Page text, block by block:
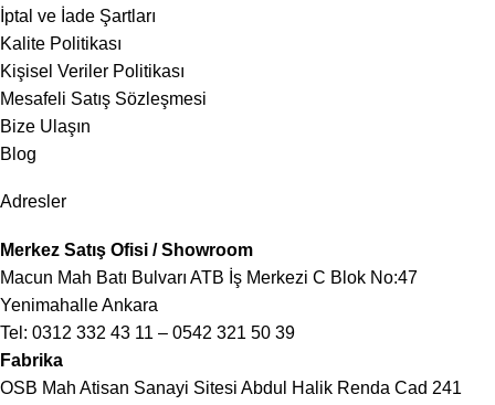
İptal ve İade Şartları
Kalite Politikası
Kişisel Veriler Politikası
Mesafeli Satış Sözleşmesi
Bize Ulaşın
Blog
Adresler
Merkez Satış Ofisi / Showroom
Macun Mah Batı Bulvarı ATB İş Merkezi C Blok No:47
Yenimahalle Ankara
Tel: 0312 332 43 11 – 0542 321 50 39
Fabrika
OSB Mah Atisan Sanayi Sitesi Abdul Halik Renda Cad 241